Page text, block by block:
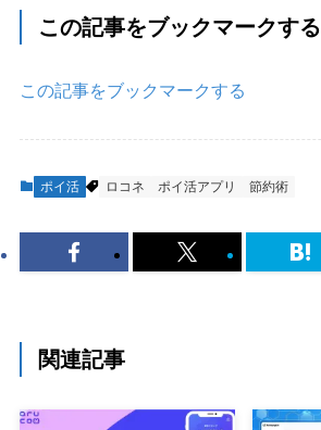
この記事をブックマークする
この記事をブックマークする
ポイ活 ロコネ ポイ活アプリ 節約術
関連記事